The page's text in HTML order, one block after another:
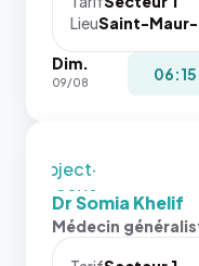
navigateur
pas la
place, et
dernières
images de
l'annuaire
dans ce
LieuSaint-Maur-
Dim.
09/08 06:15
toutes les
puisque la
`object-
fit: cover`.
Sans ces
Dr Somia Khelif
Médecin